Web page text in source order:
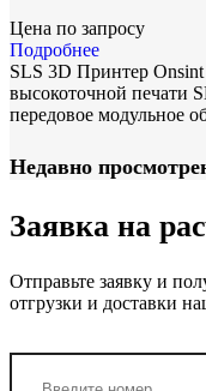
Цена по запросу
Подробнее
SLS 3D Принтер
высокоточной печати
передовое модульное
Недавно
Заявка на
Отправьте заявку и
отгрузки и доставки